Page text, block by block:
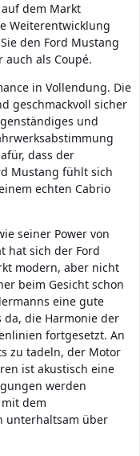
dem Markt
Weiterentwicklung
den Ford Mustang
als Coupé.
in Vollendung. Die
geschmackvoll sicher
und
dass der
Mustang fühlt sich
echten Cabrio
seiner Power von
hat sich der Ford
modern, aber nicht
beim Gesicht schon
eine gute
da, die Harmonie der
fortgesetzt. An
zu tadeln, der Motor
ist akustisch eine
werden
dem
unterhaltsam über